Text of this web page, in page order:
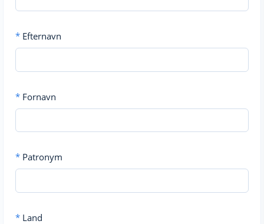
* Efternavn
* Fornavn
* Patronym
* Land